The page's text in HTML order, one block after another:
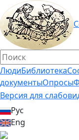
ЛюдиБиблиотека
документыОпросы
Версия для
Рус
Eng